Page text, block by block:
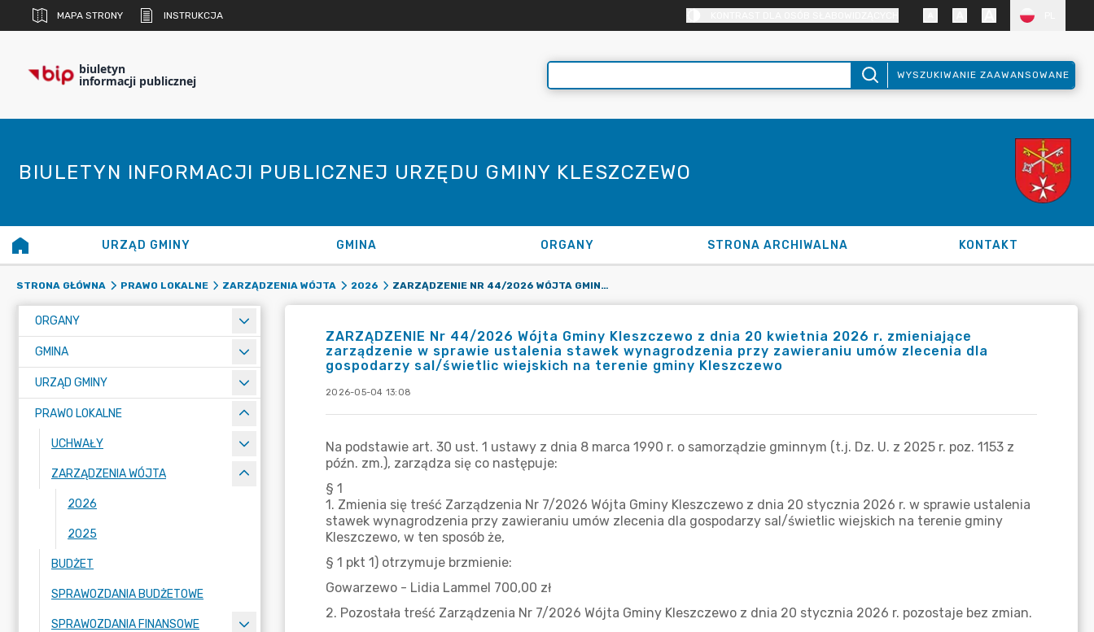
MAPA STRONY INSTRUKCJA
biuletyn
informacji publicznej WYSZUKIWANIE ZAAWANSOWANE
BIULETYN INFORMACJI PUBLICZNEJ URZĘDU GMINY KLESZCZEWO
URZĄD GMINY GMINA ORGANY STRONA ARCHIWALNA KONTAKT
STRONA GŁÓWNA PRAWO LOKALNE ZARZĄDZENIA WÓJTA 2026 ZARZĄDZENIE NR 44/2026 WÓJTA GMINY KLESZCZEWO Z DNIA 20 KWIETNIA 2026 R. ZMIENIAJĄCE ZARZĄDZENIE W SPRAWIE USTALENIA STAWEK WYNAGRODZENIA PRZY ZAWIERANIU UMÓW ZLECENIA DLA GOSPODARZY SAL/ŚWIETLIC WIEJSKICH NA TERENIE GMINY KLESZCZEWO
ORGANY
GMINA
URZĄD GMINY
PRAWO LOKALNE
UCHWAŁY
ZARZĄDZENIA WÓJTA
2026
2025
BUDŻET
SPRAWOZDANIA BUDŻETOWE
SPRAWOZDANIA FINANSOWE
ZARZĄDZENIE Nr 44/2026 Wójta Gminy Kleszczewo z dnia 20 kwietnia 2026 r. zmieniające
zarządzenie w sprawie ustalenia stawek wynagrodzenia przy zawieraniu umów zlecenia dla
gospodarzy sal/świetlic wiejskich na terenie gminy Kleszczewo
2026-05-04 13:08